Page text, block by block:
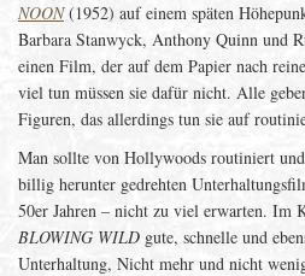
NOON(1952) auf einem späten
Barbara Stanwyck, Anthony Quinn und
einen Film, der auf dem Papier nach
viel tun müssen sie dafür nicht. Alle
Figuren, das allerdings tun sie auf
Man sollte von Hollywoods routiniert
billig herunter gedrehten
50er Jahren – nicht zu viel erwarten. Im
BLOWING WILD gute, schnelle und
Unterhaltung, Nicht mehr und nicht